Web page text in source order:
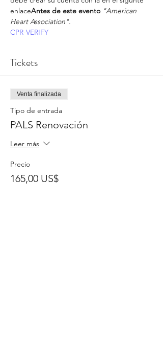
enlaceAntes de este evento "American
Heart Association".
CPR-VERIFY
Tickets
Venta finalizada
Tipo de entrada
PALS Renovación
Leer más
Precio
165,00 US$